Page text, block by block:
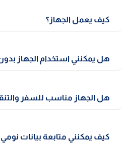
كيف يعمل الجهاز؟
مجرى التنفس وتضمن وصول
هل يمكنني استخدام الجهاز
نطاق الضغط المناسب لك لضمان
هل الجهاز مناسب للسفر
استخدامه أثناء السفر أو الرحلات.
كيف يمكنني متابعة بيانات